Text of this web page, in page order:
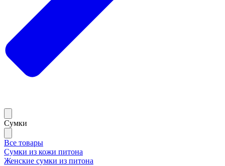
Сумки
Все товары
Сумки из кожи питона
Женские сумки из питона